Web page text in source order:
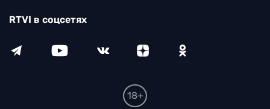
RTVI в соцсетях
18+